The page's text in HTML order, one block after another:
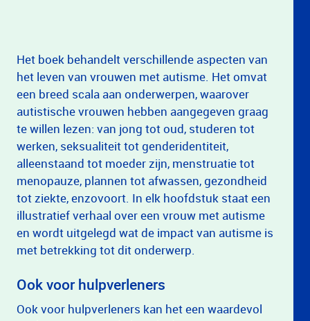
Het boek behandelt verschillende aspecten van
het leven van vrouwen met autisme. Het omvat
een breed scala aan onderwerpen, waarover
autistische vrouwen hebben aangegeven graag
te willen lezen: van jong tot oud, studeren tot
werken, seksualiteit tot genderidentiteit,
alleenstaand tot moeder zijn, menstruatie tot
menopauze, plannen tot afwassen, gezondheid
tot ziekte, enzovoort. In elk hoofdstuk staat een
illustratief verhaal over een vrouw met autisme
en wordt uitgelegd wat de impact van autisme is
met betrekking tot dit onderwerp.
Ook voor hulpverleners
Ook voor hulpverleners kan het een waardevol